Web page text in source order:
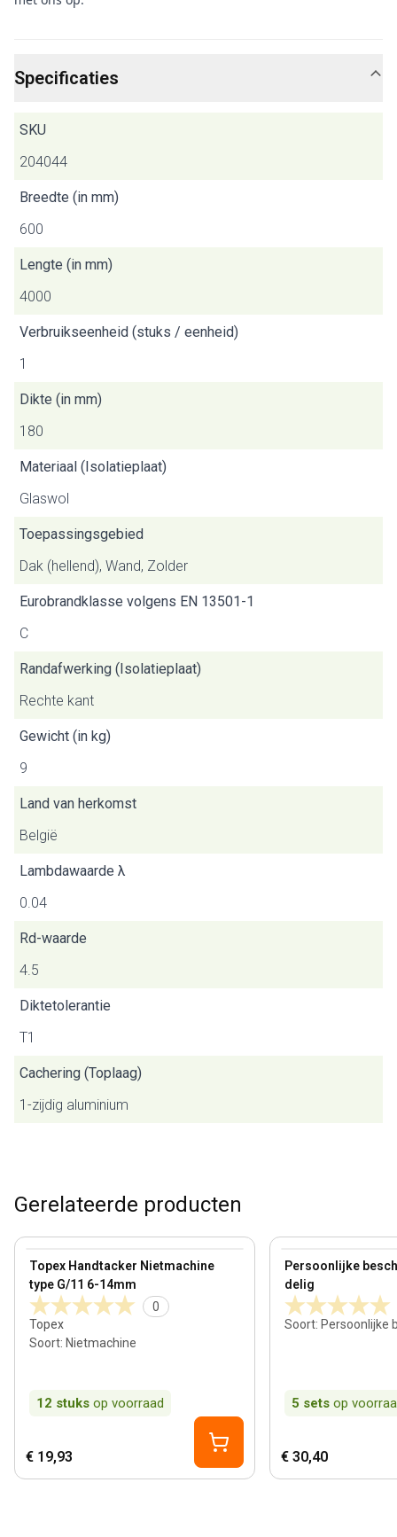
Specificaties
SKU
204044
Breedte (in mm)
600
Lengte (in mm)
4000
Verbruikseenheid (stuks / eenheid)
1
Dikte (in mm)
180
Materiaal (Isolatieplaat)
Glaswol
Toepassingsgebied
Dak (hellend), Wand, Zolder
Eurobrandklasse volgens EN 13501-1
C
Randafwerking (Isolatieplaat)
Rechte kant
Gewicht (in kg)
9
Land van herkomst
België
Lambdawaarde λ
0.04
Rd-waarde
4.5
Diktetolerantie
T1
Cachering (Toplaag)
1-zijdig aluminium
Gerelateerde producten
Topex Handtacker Nietmachine
type G/11 6-14mm
0
Topex
Soort: Nietmachine
12 stuks op voorraad
View product
€ 19,93
Persoonlijke
delig
Soort: Persoonlijke
5 sets op
View product
€ 30,40